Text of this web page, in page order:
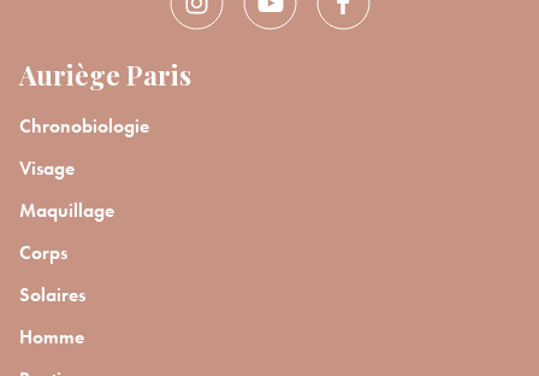
Supprimer le produit ?
Voulez-vous vraiment supprimer le produit suivant du
panier ?
Auriège Paris
Chronobiologie
Visage
Maquillage
Corps
Solaires
Homme
Bienvenue !
nouveautés ou promotions en cours et
bénéficier de nos conseils de saison, inscrivez-